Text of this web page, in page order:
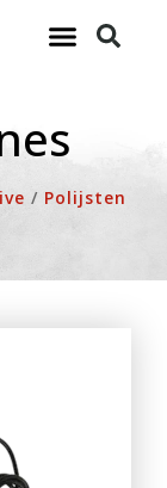
/ Polijsten